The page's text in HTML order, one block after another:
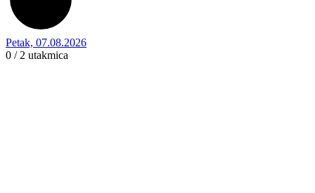
Petak, 07.08.2026
0 / 2 utakmica